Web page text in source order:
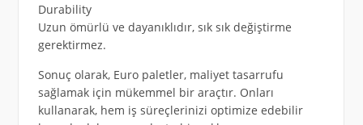
Durability
Uzun ömürlü ve dayanıklıdır, sık sık değiştirme
gerektirmez.
Sonuç olarak, Euro paletler, maliyet tasarrufu
sağlamak için mükemmel bir araçtır. Onları
kullanarak, hem iş süreçlerinizi optimize edebilir